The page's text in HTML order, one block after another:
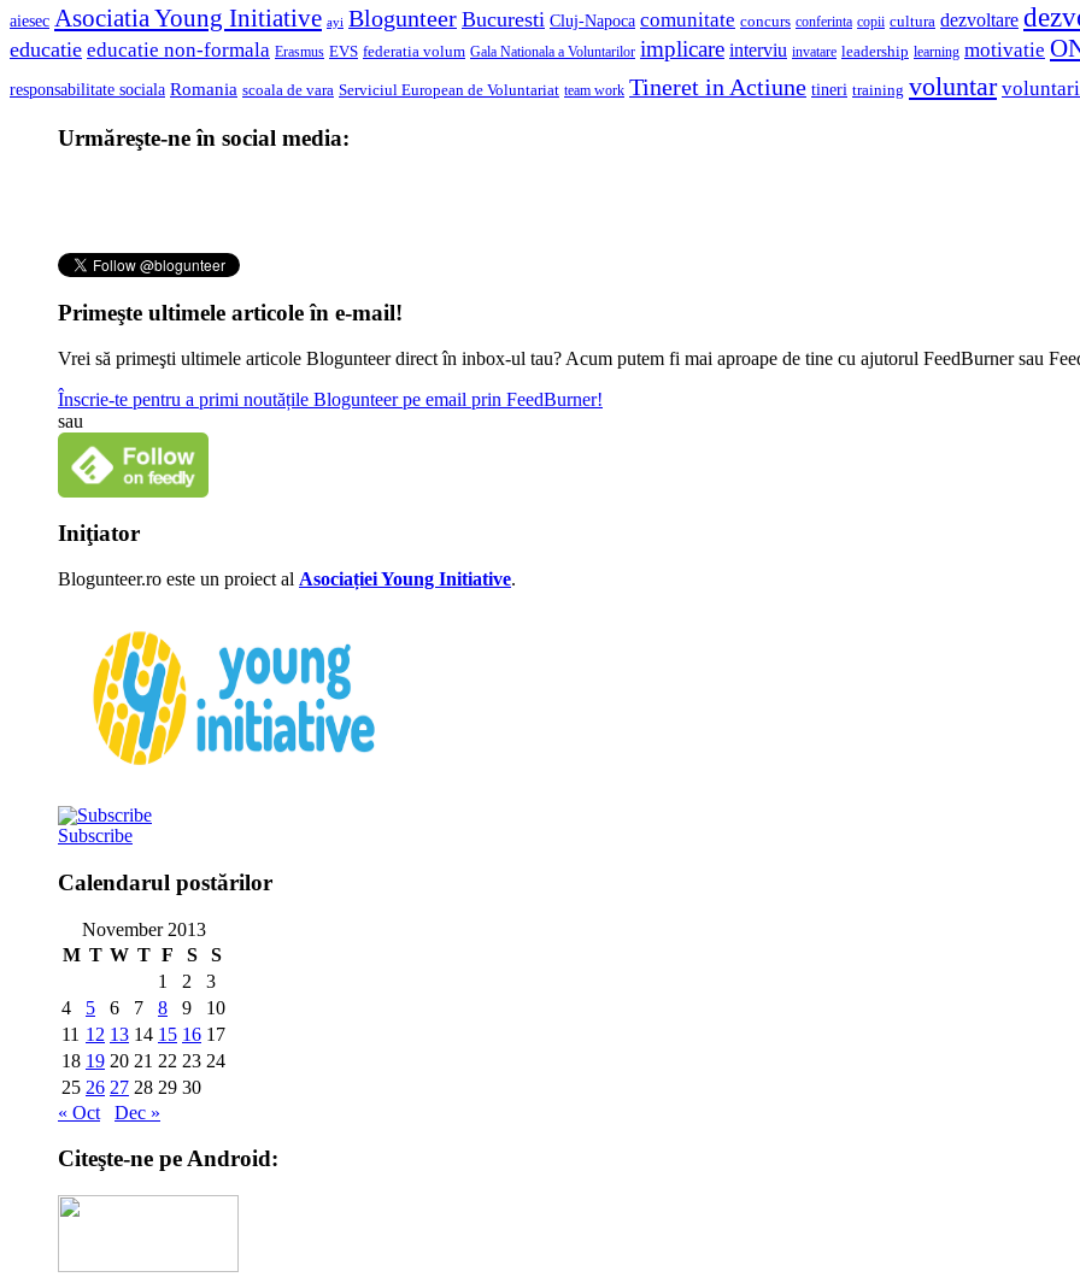
aiesec Asociatia Young Initiative ayi Blogunteer Bucuresti Cluj-Napoca comunitate concurs conferinta copii cultura dezvoltare
educatie educatie non-formala Erasmus EVS federatia volum Gala Nationala a Voluntarilor implicare interviu invatare leadership learning motivatie
responsabilitate sociala Romania scoala de vara Serviciul European de Voluntariat team work Tineret in Actiune tineri training voluntar voluntari
Urmăreşte-ne în social media:
Primeşte ultimele articole în e-mail!
Vrei să primeşti ultimele articole Blogunteer direct în inbox-ul tau? Acum putem fi mai aproape de tine cu ajutorul FeedBurner sau
Înscrie-te pentru a primi noutățile Blogunteer pe email prin FeedBurner!
sau
Iniţiator
Blogunteer.ro este un proiect al Asociației Young Initiative.
Subscribe
Calendarul postărilor
November 2013
M T W T F S
S
1
2
3
4
5 6 7 8 9
10
11 12 13 14 15 16 17
18 19 20 21 22 23 24
25 26 27 28 29 30
« Oct
Dec »
Citeşte-ne pe Android: